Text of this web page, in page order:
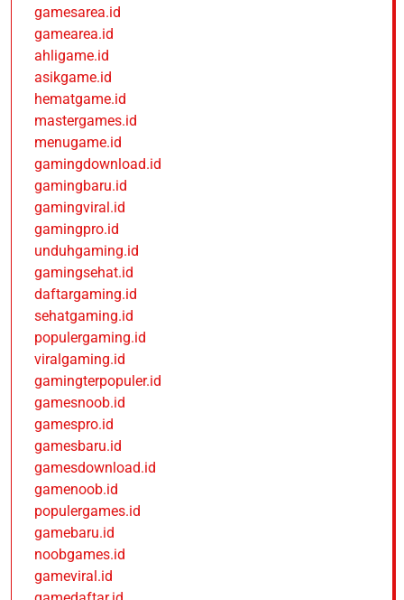
gamesarea.id
gamearea.id
ahligame.id
asikgame.id
hematgame.id
mastergames.id
menugame.id
gamingdownload.id
gamingbaru.id
gamingviral.id
gamingpro.id
unduhgaming.id
gamingsehat.id
daftargaming.id
sehatgaming.id
populergaming.id
viralgaming.id
gamingterpopuler.id
gamesnoob.id
gamespro.id
gamesbaru.id
gamesdownload.id
gamenoob.id
populergames.id
gamebaru.id
noobgames.id
gameviral.id